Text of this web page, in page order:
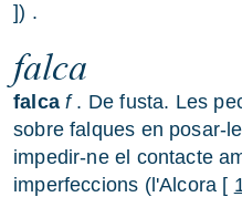
]) .
falca
falca f. De fusta. Les
sobre falques en posar-
impedir-ne el contacte
imperfeccions (l'Alcora [